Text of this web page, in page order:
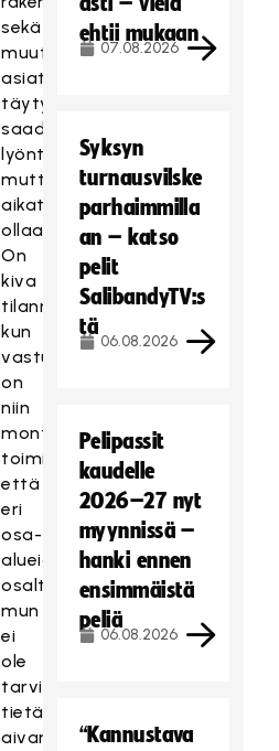
sekä
muut
asiat
täytyy
saada
lyöntiin,
mutta
aikataulussa
ollaan.
On
kiva
tilanne,
kun
vastuutettuna
on
niin
monta
toimijaa,
että
eri
osa-
alueiden
osalta
mun
ei
ole
tarvinnut
tietääkään
aivan
ehtii mukaan
07.08.2026
Syksyn
turnausvilske
parhaimmilla
an – katso
pelit
SalibandyTV:s
tä
06.08.2026
Pelipassit
kaudelle
2026–27 nyt
myynnissä –
hanki ennen
ensimmäistä
peliä
06.08.2026
“Kannustava